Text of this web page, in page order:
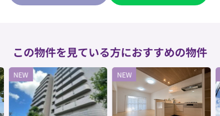
この物件を見ている方におすすめの物件
NEW NEW